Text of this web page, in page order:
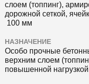
слоем (топпинг),
дорожной сеткой,
100 мм
НАЗНАЧЕНИЕ
Особо прочные
верхним слоем
повышенной